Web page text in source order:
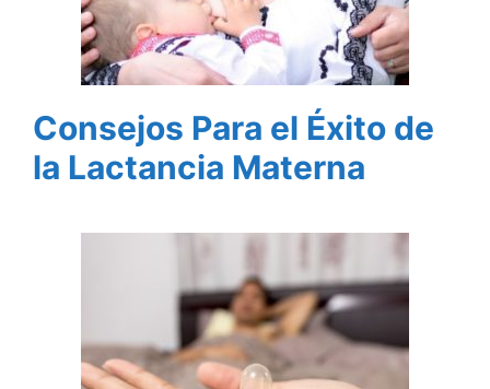
Consejos Para el Éxito de
la Lactancia Materna